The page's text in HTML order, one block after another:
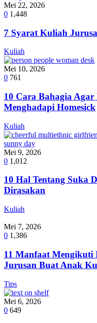
Mei 22, 2026
0 1,448
7 Syarat Kuliah
Kuliah
Mei 10, 2026
0 761
10 Cara Bahagia
Menghadapi Homesick
Kuliah
Mei 9, 2026
0 1,012
10 Hal Tentang Suka
Dirasakan
Kuliah
Mei 7, 2026
0 1,386
11 Manfaat Mengikuti
Jurusan Buat Anak
Tips
Mei 6, 2026
0 649